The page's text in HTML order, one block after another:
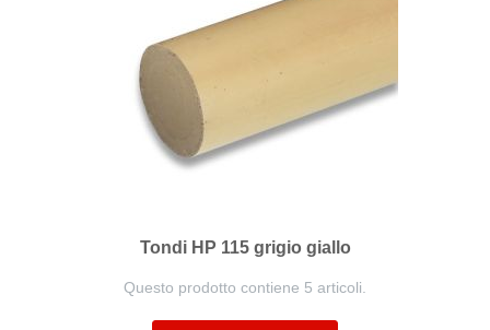
Tondi HP 115 grigio giallo
Questo prodotto contiene 5 articoli.